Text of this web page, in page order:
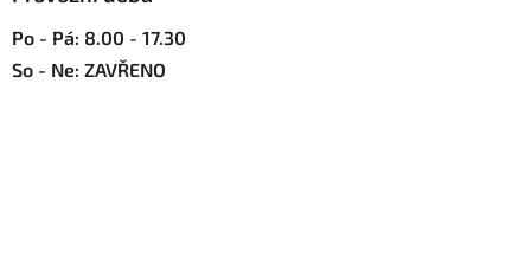
Po - Pá: 8.00 - 17.30
So - Ne: ZAVŘENO